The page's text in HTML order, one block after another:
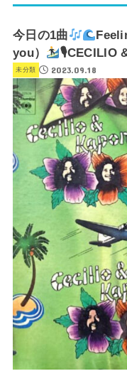
今日の1曲
you）
🎙CECILIO
未分類 2023.09.18